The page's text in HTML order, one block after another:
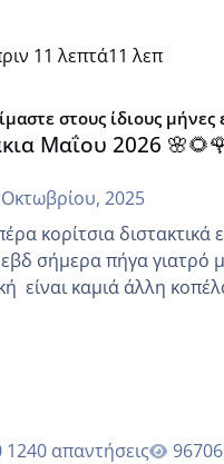
11 λεπτά11 λεπ
στους ίδιους
Μαΐου 2026
2025
κορίτσια διστακτικά
εβδ σήμερα πήγα γιατρό
αυχενική είναι καμιά άλλη
1240 απαντήσεις